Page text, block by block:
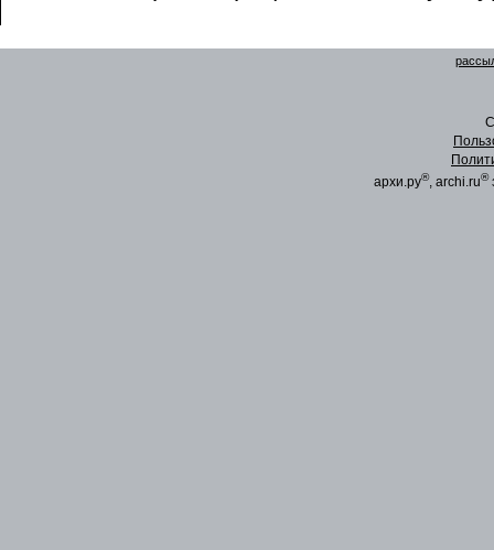
архи.ру®, archi.ru®